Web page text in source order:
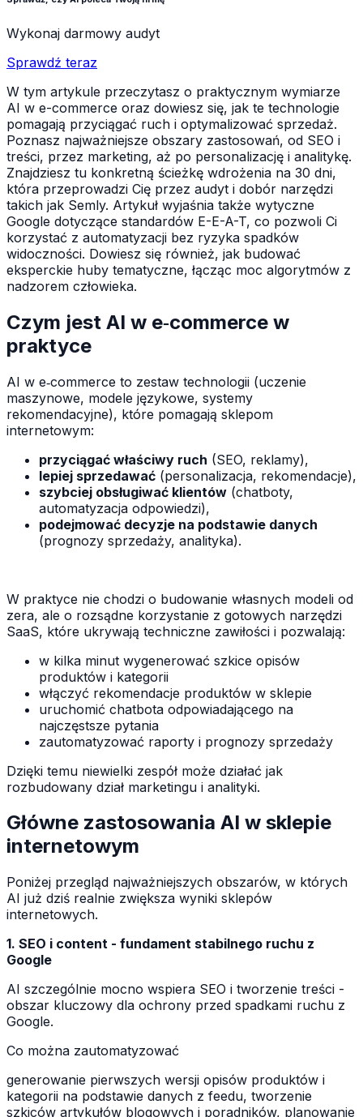
Wykonaj darmowy audyt
Sprawdź teraz
W tym artykule przeczytasz o praktycznym wymiarze
AI w e-commerce oraz dowiesz się, jak te technologie
pomagają przyciągać ruch i optymalizować sprzedaż.
Poznasz najważniejsze obszary zastosowań, od SEO i
treści, przez marketing, aż po personalizację i analitykę.
Znajdziesz tu konkretną ścieżkę wdrożenia na 30 dni,
która przeprowadzi Cię przez audyt i dobór narzędzi
takich jak Semly. Artykuł wyjaśnia także wytyczne
Google dotyczące standardów E-E-A-T, co pozwoli Ci
korzystać z automatyzacji bez ryzyka spadków
widoczności. Dowiesz się również, jak budować
eksperckie huby tematyczne, łącząc moc algorytmów z
nadzorem człowieka.
Czym jest AI w e‑commerce w
praktyce
AI w e‑commerce to zestaw technologii (uczenie
maszynowe, modele językowe, systemy
rekomendacyjne), które pomagają sklepom
internetowym:
przyciągać właściwy ruch (SEO, reklamy),
lepiej sprzedawać (personalizacja, rekomendacje),
szybciej obsługiwać klientów (chatboty,
automatyzacja odpowiedzi),
podejmować decyzje na podstawie danych
(prognozy sprzedaży, analityka).
W praktyce nie chodzi o budowanie własnych modeli od
zera, ale o rozsądne korzystanie z gotowych narzędzi
SaaS, które ukrywają techniczne zawiłości i pozwalają:
w kilka minut wygenerować szkice opisów
produktów i kategorii
włączyć rekomendacje produktów w sklepie
uruchomić chatbota odpowiadającego na
najczęstsze pytania
zautomatyzować raporty i prognozy sprzedaży
Dzięki temu niewielki zespół może działać jak
rozbudowany dział marketingu i analityki.
Główne zastosowania AI w sklepie
internetowym
Poniżej przegląd najważniejszych obszarów, w których
AI już dziś realnie zwiększa wyniki sklepów
internetowych.
1. SEO i content - fundament stabilnego ruchu z
Google
AI szczególnie mocno wspiera SEO i tworzenie treści -
obszar kluczowy dla ochrony przed spadkami ruchu z
Google.
Co można zautomatyzować
generowanie pierwszych wersji opisów produktów i
kategorii na podstawie danych z feedu, tworzenie
szkiców artykułów blogowych i poradników, planowanie